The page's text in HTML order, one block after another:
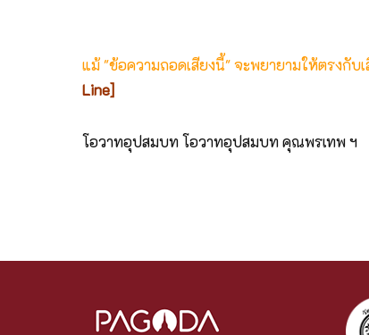
แม้ "ข้อความถอดเสียงนี้" จะพยายามให้ตรงกั
Line]
โอวาทอุปสมบท โอวาทอุปสมบท คุณพรเทพ ฯ